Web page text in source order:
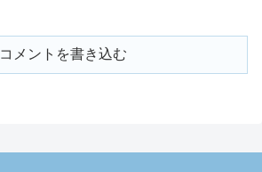
コメントを書き込む